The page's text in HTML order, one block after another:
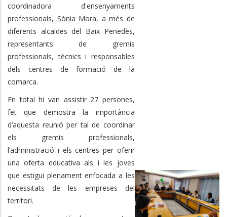
coordinadora d'ensenyaments
professionals, Sònia Mora, a més de
diferents alcaldes del Baix Penedès,
representants de gremis
professionals, tècnics i responsables
dels centres de formació de la
comarca.
En total hi van assistir 27 persones,
fet que demostra la importància
d’aquesta reunió per tal de coordinar
els gremis professionals,
l’administració i els centres per oferir
una oferta educativa als i les joves
que estigui plenament enfocada a les
necessitats de les empreses del
territori.